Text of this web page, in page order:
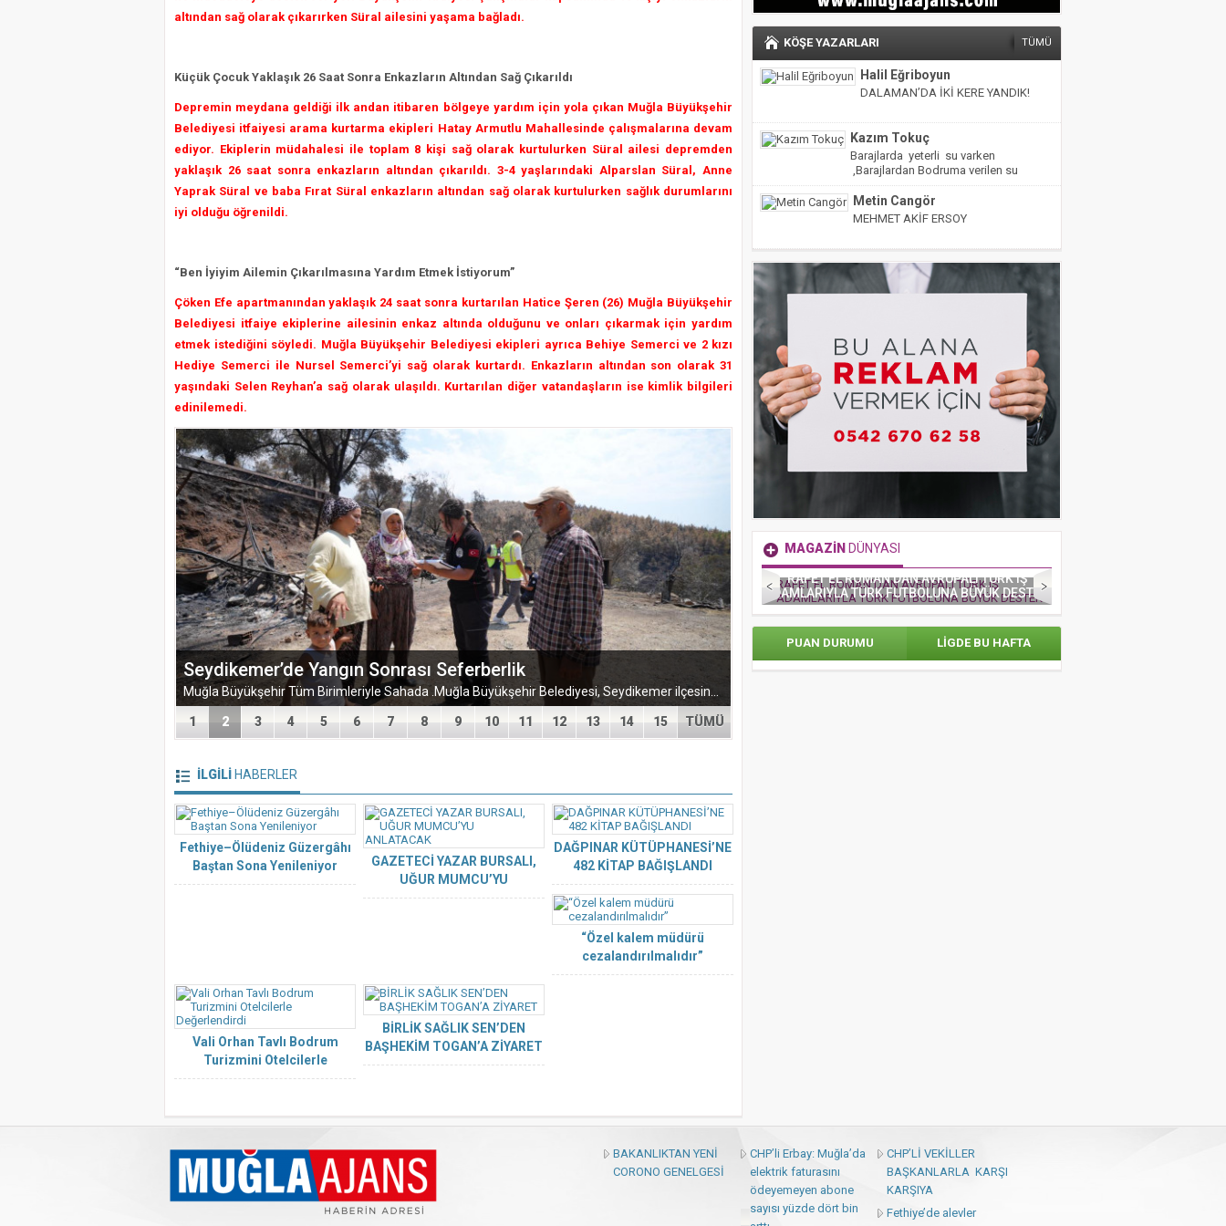
altından sağ olarak çıkarırken Süral ailesini yaşama bağladı.
Küçük Çocuk Yaklaşık 26 Saat Sonra Enkazların Altından Sağ Çıkarıldı
Depremin meydana geldiği ilk andan itibaren bölgeye yardım için yola çıkan Muğla Büyükşehir
Belediyesi itfaiyesi arama kurtarma ekipleri Hatay Armutlu Mahallesinde çalışmalarına devam
ediyor. Ekiplerin müdahalesi ile toplam 8 kişi sağ olarak kurtulurken Süral ailesi depremden
yaklaşık 26 saat sonra enkazların altından çıkarıldı. 3-4 yaşlarındaki Alparslan Süral, Anne
Yaprak Süral ve baba Fırat Süral enkazların altından sağ olarak kurtulurken sağlık durumlarını
iyi olduğu öğrenildi.
“Ben İyiyim Ailemin Çıkarılmasına Yardım Etmek İstiyorum”
Çöken Efe apartmanından yaklaşık 24 saat sonra kurtarılan Hatice Şeren (26) Muğla Büyükşehir
Belediyesi itfaiye ekiplerine ailesinin enkaz altında olduğunu ve onları çıkarmak için yardım
etmek istediğini söyledi. Muğla Büyükşehir Belediyesi ekipleri ayrıca Behiye Semerci ve 2 kızı
Hediye Semerci ile Nursel Semerci’yi sağ olarak kurtardı. Enkazların altından son olarak 31
yaşındaki Selen Reyhan’a sağ olarak ulaşıldı. Kurtarılan diğer vatandaşların ise kimlik bilgileri
edinilemedi.
Muğla Milletvekili Öneş Derici Orman Yangınlarının nedenlerinin araştırılması için Çağrıda bulundu Yeni Parti Muğla Milletvekili ve Parti Meclisi Üyesi Süreyya...
1 2 3 4 5 6 7 8 9 10 11 12 13 14 15 TÜMÜ
İLGİLİ HABERLER
Fethiye–Ölüdeniz Güzergâhı
Baştan Sona Yenileniyor
GAZETECİ YAZAR BURSALI,
UĞUR MUMCU’YU
ANLATACAK
DAĞPINAR KÜTÜPHANESİ’NE
482 KİTAP BAĞIŞLANDI
“Özel kalem müdürü
cezalandırılmalıdır”
Vali Orhan Tavlı Bodrum
Turizmini Otelcilerle
Değerlendirdi
BİRLİK SAĞLIK SEN’DEN
BAŞHEKİM TOGAN’A ZİYARET
KÖŞE YAZARLARI TÜMÜ
Halil Eğriboyun
DALAMAN’DA İKİ KERE YANDIK!
Kazım Tokuç
Barajlarda yeterli su varken
,Barajlardan Bodruma verilen su
miktarı yarıya indirilmiş!
Metin Cangör
MEHMET AKİF ERSOY
MAGAZİN DÜNYASI
Zorlu Psm’de Edip Akbayram Coşkusu Yaşandı
Mor Ve Ötesinden Zorlu Psm’de Muhteşem
Konser
RAFET EL ROMAN’DAN AVRUPALI TÜRK iŞ
ADAMLARIYLA TÜRK FUTBOLUNA BÜYÜK DESTEK
PUAN DURUMU LİGDE BU HAFTA
BAKANLIKTAN YENİ
CORONO GENELGESİ
CHP’li Erbay: Muğla’da
elektrik faturasını
ödeyemeyen abone
sayısı yüzde dört bin
CHP’Lİ VEKİLLER
BAŞKANLARLA KARŞI
KARŞIYA
Fethiye’de alevler